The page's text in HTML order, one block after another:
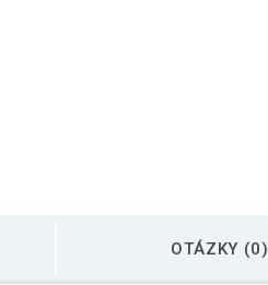
OTÁZKY (0)